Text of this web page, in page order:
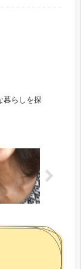
暮らしを探